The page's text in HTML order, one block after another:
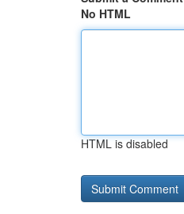
No HTML
HTML is disabled